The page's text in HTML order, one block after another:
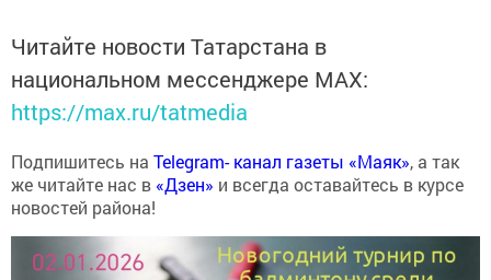
Читайте новости Татарстана в
национальном мессенджере MАХ:
https://max.ru/tatmedia
Подпишитесь на Telegram- канал газеты «Маяк», а так
же читайте нас в «Дзен» и всегда оставайтесь в курсе
новостей района!